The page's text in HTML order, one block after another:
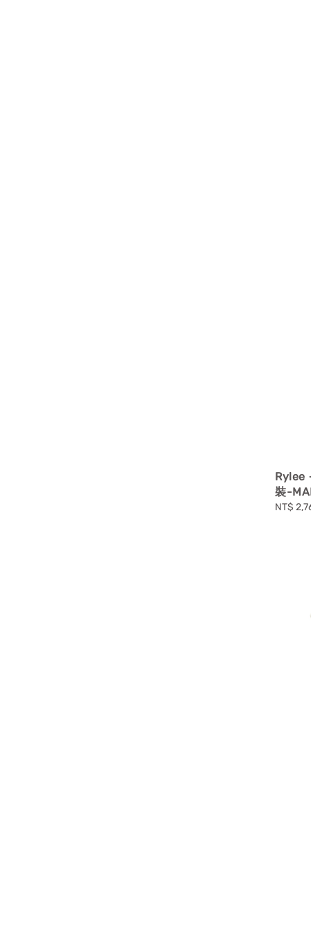
Rylee
裝-
Sale
NT$